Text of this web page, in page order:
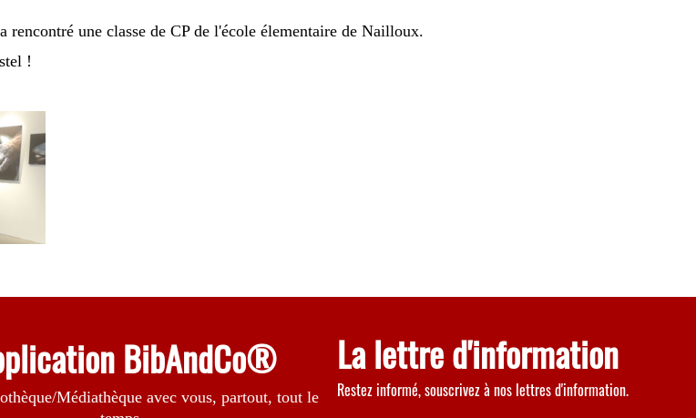
rencontré une classe de CP de l'école élementaire de Nailloux.
!
BibAndCo®
Médiathèque avec vous, partout, tout le
La lettre d'information
Restez informé, souscrivez à nos lettres d'information.